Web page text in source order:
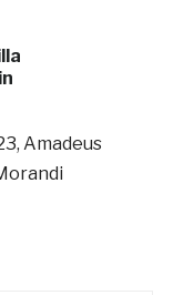
Amadeus